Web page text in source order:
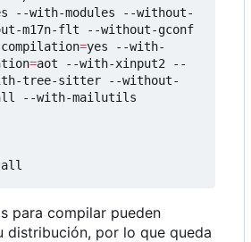
--with-modules --without-
m17n-flt --without-gconf
=yes --with-
=aot --with-xinput2 --
tree-sitter --without-
--with-mailutils
para compilar pueden
distribución, por lo que queda